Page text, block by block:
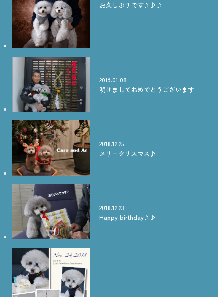
お久しぶりです♪♪♪
2019.01.08
明けましておめでとうございます
2018.12.25
メリークリスマス♪
2018.12.23
Happy birthday♪♪